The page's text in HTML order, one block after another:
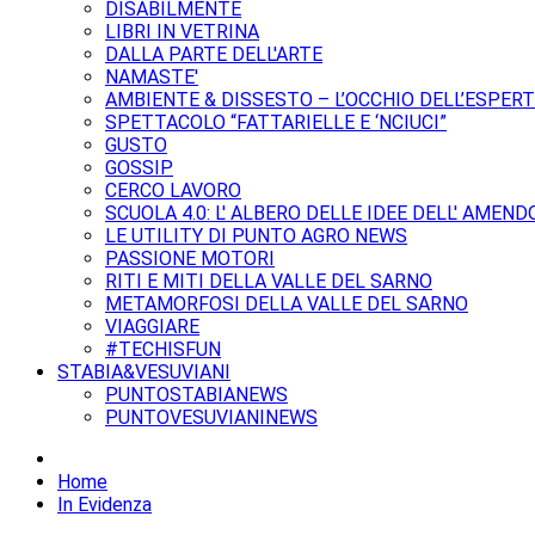
DISABILMENTE
LIBRI IN VETRINA
DALLA PARTE DELL'ARTE
NAMASTE'
AMBIENTE & DISSESTO – L’OCCHIO
SPETTACOLO “FATTARIELLE E ‘NCIUCI”
GUSTO
GOSSIP
CERCO LAVORO
SCUOLA 4.0: L' ALBERO DELLE IDEE DELL'
LE UTILITY DI PUNTO AGRO NEWS
PASSIONE MOTORI
RITI E MITI DELLA VALLE DEL SARNO
METAMORFOSI DELLA VALLE DEL SARNO
VIAGGIARE
#TECHISFUN
STABIA&VESUVIANI
PUNTOSTABIANEWS
PUNTOVESUVIANINEWS
Home
In Evidenza